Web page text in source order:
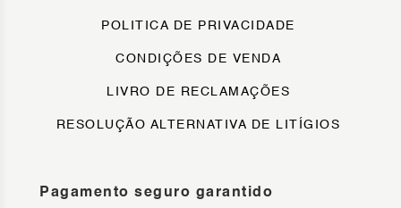
POLITICA DE PRIVACIDADE
CONDIÇÕES DE VENDA
LIVRO DE RECLAMAÇÕES
RESOLUÇÃO ALTERNATIVA DE LITÍGIOS
Pagamento seguro garantido